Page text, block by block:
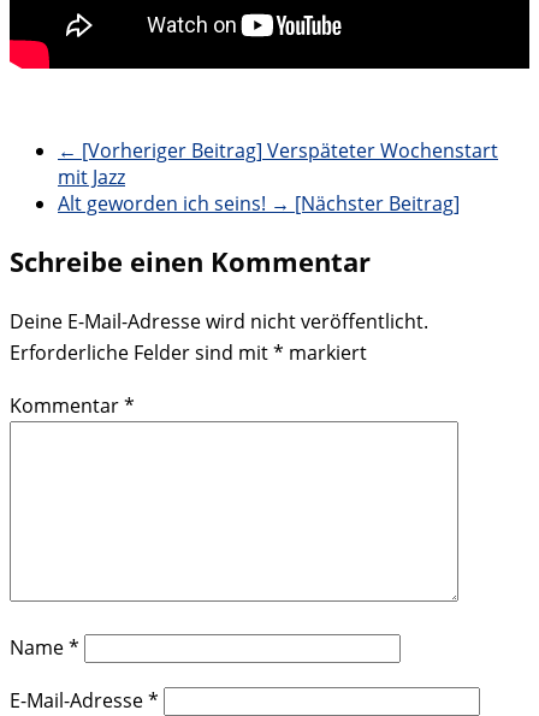
← [Vorheriger Beitrag] Verspäteter Wochenstart
mit Jazz
Alt geworden ich seins! → [Nächster Beitrag]
Schreibe einen Kommentar
Deine E-Mail-Adresse wird nicht veröffentlicht.
Erforderliche Felder sind mit* markiert
Kommentar*
Name*
E-Mail-Adresse*